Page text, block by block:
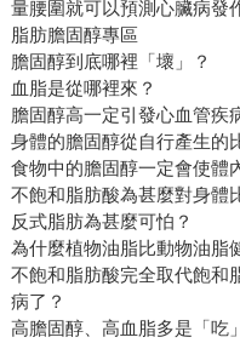
量腰圍就可以預測心臟病發
脂肪膽固醇專區
膽固醇到底哪裡「壞」？
血脂是從哪裡來？
膽固醇高一定引發心血管疾
身體的膽固醇從自行產生的
食物中的膽固醇一定會使體
不飽和脂肪酸為甚麼對身體
反式脂肪為甚麼可怕？
為什麼植物油脂比動物油脂
不飽和脂肪酸完全取代飽和
病了？
高膽固醇、高血脂多是「吃